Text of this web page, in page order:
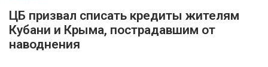
ЦБ призвал списать кредиты жителям
Кубани и Крыма, пострадавшим от
наводнения